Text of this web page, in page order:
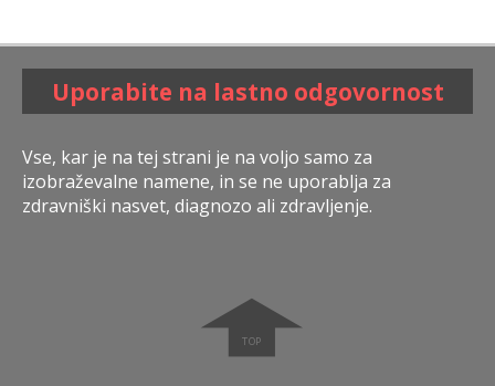
Uporabite na lastno odgovornost
Vse, kar je na tej strani je na voljo samo za
izobraževalne namene, in se ne uporablja za
zdravniški nasvet, diagnozo ali zdravljenje.
➧